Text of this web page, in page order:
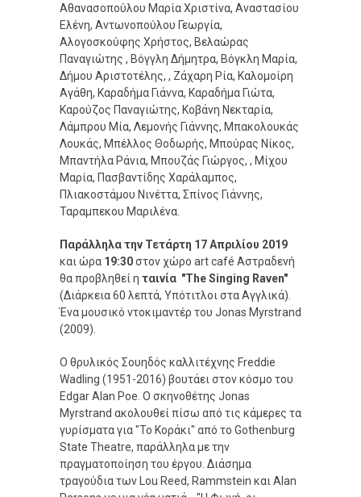
Αθανασοπούλου Μαρία Χριστίνα, Αναστασίου
Ελένη, Αντωνοπούλου Γεωργία,
Αλογοσκούφης Χρήστος, Βελαώρας
Παναγιώτης , Βόγγλη Δήμητρα, Βόγκλη Μαρία,
Δήμου Αριστοτέλης, , Ζάχαρη Ρία, Καλομοίρη
Αγάθη, Καραδήμα Γιάννα, Καραδήμα Γιώτα,
Καρούζος Παναγιώτης, Κοβάνη Νεκταρία,
Λάμπρου Μία, Λεμονής Γιάννης, Μπακολουκάς
Λουκάς, Μπέλλος Θοδωρής, Μπούρας Νίκος,
Μπαντήλα Ράνια, Μπουζάς Γιώργος, , Μίχου
Μαρία, Πασβαντίδης Χαράλαμπος,
Πλιακοστάμου Νινέττα, Σπίνος Γιάννης,
Ταραμπεκου Μαριλένα.
Παράλληλα την Τετάρτη 17 Απριλίου 2019
και ώρα 19:30στον χώρο art café Αστραδενή
θα προβληθεί η ταινία "The Singing Raven"
(Διάρκεια 60 λεπτά, Υπότιτλοι στα Αγγλικά).
Ένα μουσικό ντοκιμαντέρ του Jonas Myrstrand
(2009).
Ο θρυλικός Σουηδός καλλιτέχνης Freddie
Wadling (1951-2016) βουτάει στον κόσμο του
Edgar Alan Poe. Ο σκηνοθέτης Jonas
Myrstrand ακολουθεί πίσω από τις κάμερες τα
γυρίσματα για "Το Κοράκι" από το Gothenburg
State Theatre, παράλληλα με την
πραγματοποίηση του έργου. Διάσημα
τραγούδια των Lou Reed, Rammstein και Alan